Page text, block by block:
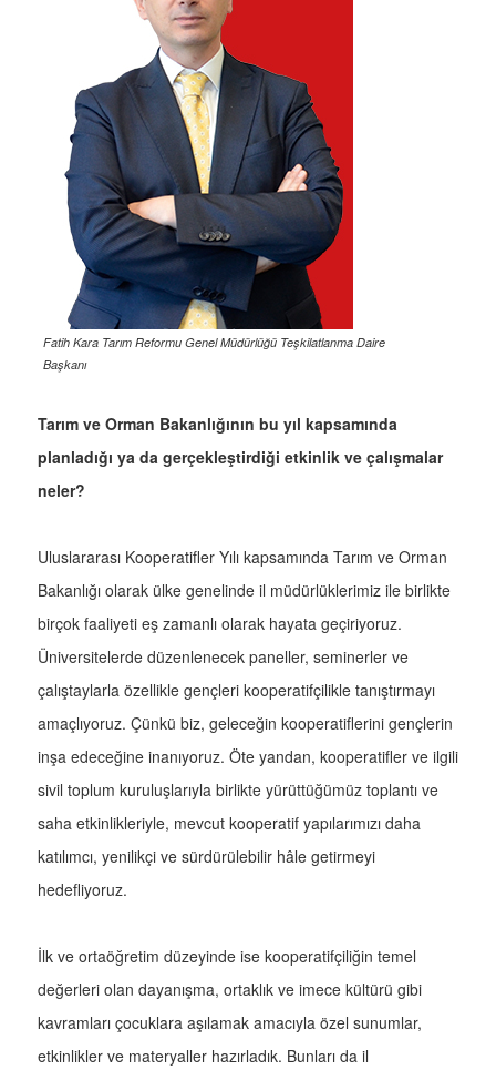
Fatih Kara Tarım Reformu Genel Müdürlüğü Teşkilatlanma Daire
Başkanı
Tarım ve Orman Bakanlığının bu yıl kapsamında
planladığı ya da gerçekleştirdiği etkinlik ve çalışmalar
neler?
Uluslararası Kooperatifler Yılı kapsamında Tarım ve Orman
Bakanlığı olarak ülke genelinde il müdürlüklerimiz ile birlikte
birçok faaliyeti eş zamanlı olarak hayata geçiriyoruz.
Üniversitelerde düzenlenecek paneller, seminerler ve
çalıştaylarla özellikle gençleri kooperatifçilikle tanıştırmayı
amaçlıyoruz. Çünkü biz, geleceğin kooperatiflerini gençlerin
inşa edeceğine inanıyoruz. Öte yandan, kooperatifler ve ilgili
sivil toplum kuruluşlarıyla birlikte yürüttüğümüz toplantı ve
saha etkinlikleriyle, mevcut kooperatif yapılarımızı daha
katılımcı, yenilikçi ve sürdürülebilir hâle getirmeyi
hedefliyoruz.
İlk ve ortaöğretim düzeyinde ise kooperatifçiliğin temel
değerleri olan dayanışma, ortaklık ve imece kültürü gibi
kavramları çocuklara aşılamak amacıyla özel sunumlar,
etkinlikler ve materyaller hazırladık. Bunları da il